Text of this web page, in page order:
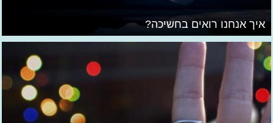
איך אנחנו רואים בחשיכה?